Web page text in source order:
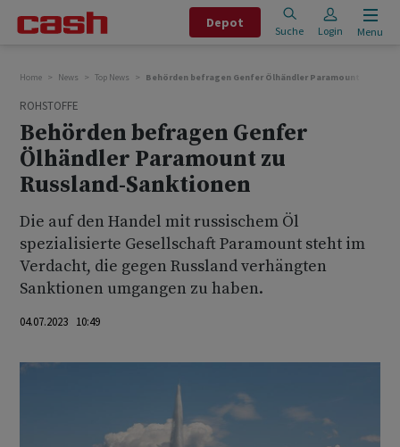
Depot
Suche Login Menu
Home News Top News Behörden befragen Genfer Ölhändler Paramount zu
ROHSTOFFE
Behörden befragen Genfer
Ölhändler Paramount zu
Russland-Sanktionen
Die auf den Handel mit russischem Öl
spezialisierte Gesellschaft Paramount steht im
Verdacht, die gegen Russland verhängten
Sanktionen umgangen zu haben.
04.07.2023 10:49